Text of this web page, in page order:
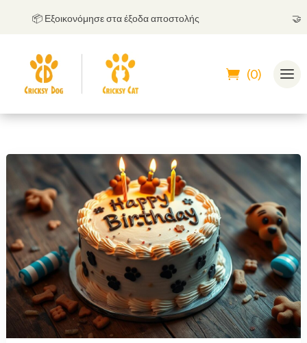
📦 Εξοικονόμησε στα έξοδα αποστολής
(0)